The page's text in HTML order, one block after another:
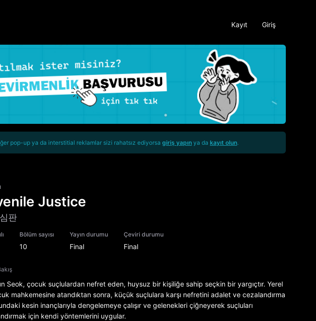
Kayıt Giriş
pop-up ya da interstitial reklamlar sizi rahatsız ediyorsa giriş yapın ya da kayıt olun.
Justice
판
Bölüm sayısı
10
Yayın durumu
Final
Çeviri durumu
Final
Seok, çocuk suçlulardan nefret eden, huysuz bir kişiliğe sahip seçkin bir yargıçtır. Yerel
mahkemesine atandıktan sonra, küçük suçlulara karşı nefretini adalet ve cezalandırma
kesin inançlarıyla dengelemeye çalışır ve gelenekleri çiğneyerek suçluları
için kendi yöntemlerini uygular.